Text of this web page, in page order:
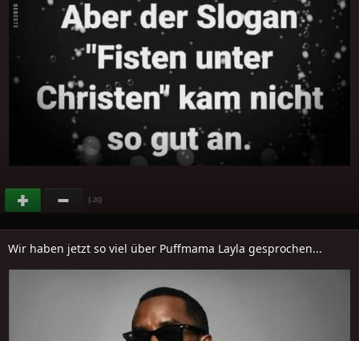
(-20)
Wir haben jetzt so viel über Puffmama Layla gesprochen...